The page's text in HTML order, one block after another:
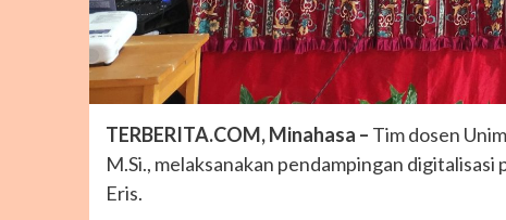
TERBERITA.COM, Minahasa – Tim dosen
M.Si., melaksanakan pendampingan
Eris.